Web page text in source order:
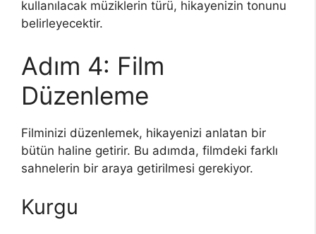
kullanılacak müziklerin türü, hikayenizin tonunu
belirleyecektir.
Adım 4: Film
Düzenleme
Filminizi düzenlemek, hikayenizi anlatan bir
bütün haline getirir. Bu adımda, filmdeki farklı
sahnelerin bir araya getirilmesi gerekiyor.
Kurgu